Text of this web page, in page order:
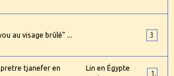
au visage brûlé" ... 3
Lin en Égypte
1